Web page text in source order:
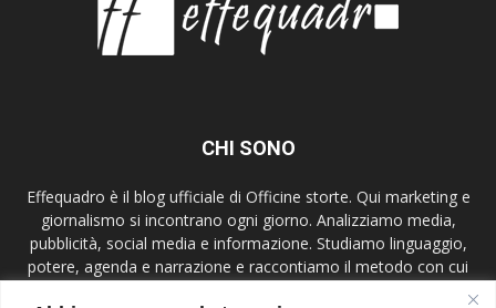
CHI SONO
Effequadro è il blog ufficiale di Officine storte. Qui marketing e
giornalismo si incontrano ogni giorno. Analizziamo media,
pubblicità, social media e informazione. Studiamo linguaggio,
potere, agenda e narrazione e raccontiamo il metodo con cui